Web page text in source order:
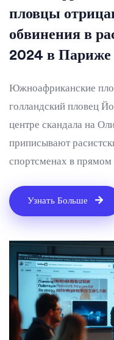
пловцы
обвинения в
2024 в Париже
Южноафриканские
голландский пловец
центре скандала на
приписывают
спортсменах в
хотели никого
Узнать Больше